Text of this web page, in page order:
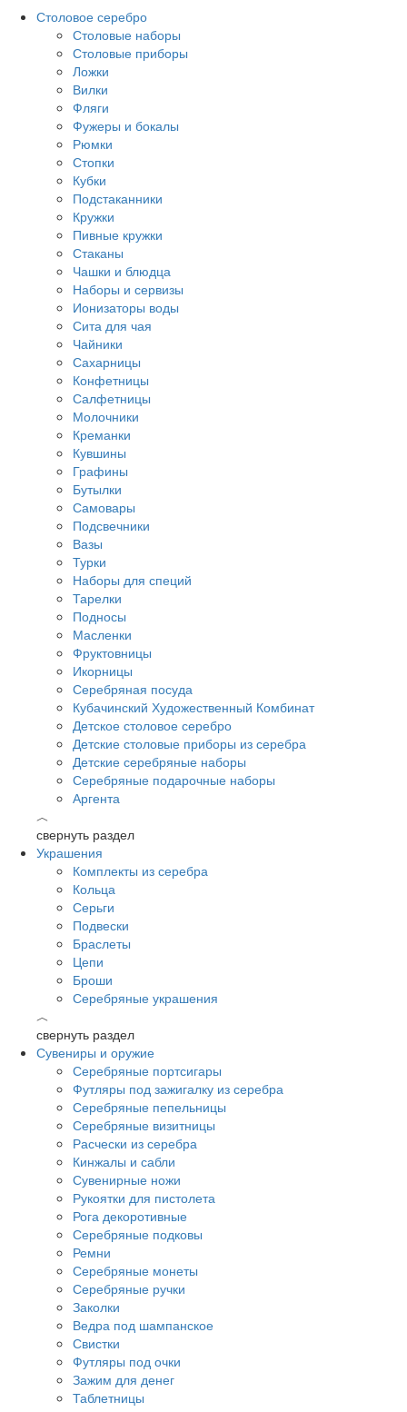
Столовое серебро
Столовые наборы
Столовые приборы
Ложки
Вилки
Фляги
Фужеры и бокалы
Рюмки
Стопки
Кубки
Подстаканники
Кружки
Пивные кружки
Стаканы
Чашки и блюдца
Наборы и сервизы
Ионизаторы воды
Сита для чая
Чайники
Сахарницы
Конфетницы
Салфетницы
Молочники
Креманки
Кувшины
Графины
Бутылки
Самовары
Подсвечники
Вазы
Турки
Наборы для специй
Тарелки
Подносы
Масленки
Фруктовницы
Икорницы
Серебряная посуда
Кубачинский Художественный Комбинат
Детское столовое серебро
Детские столовые приборы из серебра
Детские серебряные наборы
Серебряные подарочные наборы
Аргента
︿
свернуть раздел
Украшения
Комплекты из серебра
Кольца
Серьги
Подвески
Браслеты
Цепи
Броши
Серебряные украшения
︿
свернуть раздел
Сувениры и оружие
Серебряные портсигары
Футляры под зажигалку из серебра
Серебряные пепельницы
Серебряные визитницы
Расчески из серебра
Кинжалы и сабли
Сувенирные ножи
Рукоятки для пистолета
Рога декоротивные
Серебряные подковы
Ремни
Серебряные монеты
Серебряные ручки
Заколки
Ведра под шампанское
Свистки
Футляры под очки
Зажим для денег
Таблетницы